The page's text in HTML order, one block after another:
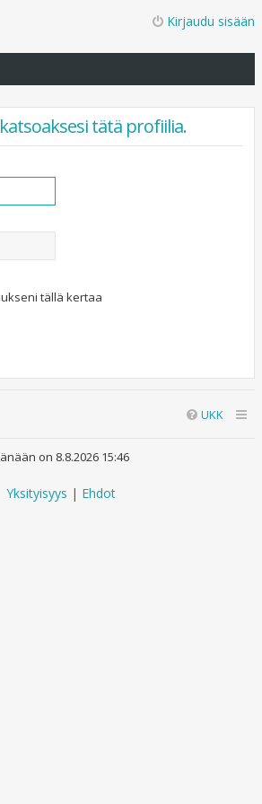
Kirjaudu sisään
tätä profiilia.
tällä kertaa
UKK
on 8.8.2026 15:46
Yksityisyys | Ehdot